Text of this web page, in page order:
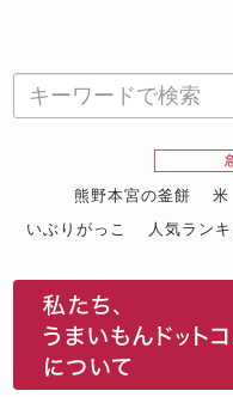
熊野本宮の釜餅 米
いぶりがっこ
人気ラン